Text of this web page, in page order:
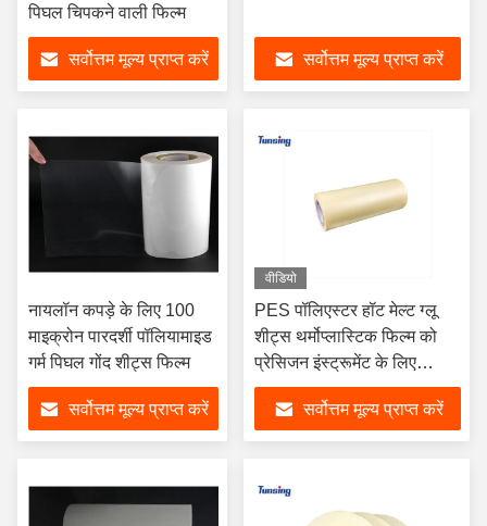
पिघल चिपकने वाली फिल्म
सर्वोत्तम मूल्य प्राप्त करें सर्वोत्तम मूल्य प्राप्त करें
नायलॉन कपड़े के लिए 100
माइक्रोन पारदर्शी पॉलियामाइड
गर्म पिघल गोंद शीट्स फिल्म
सर्वोत्तम मूल्य प्राप्त करें
वीडियो
PES पॉलिएस्टर हॉट मेल्ट ग्लू
शीट्स थर्मोप्लास्टिक फिल्म को
प्रेसिजन इंस्ट्रूमेंट के लिए
संशोधित किया गया है
सर्वोत्तम मूल्य प्राप्त करें